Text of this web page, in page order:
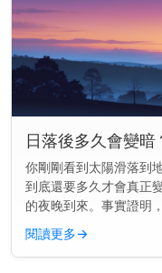
日落後多久會變暗
你剛剛看到太陽滑落
到底還要多久才會真正
的夜晚到來。事實證明
通常在日落後70到100
季節。 為...
閱讀更多→